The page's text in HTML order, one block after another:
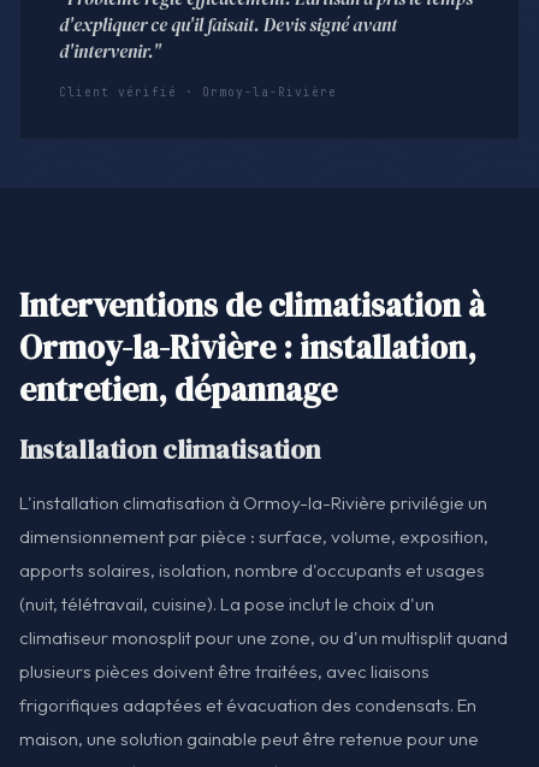
d'expliquer ce qu'il faisait. Devis signé avant
d'intervenir."
Client vérifié · Ormoy-la-Rivière
Interventions de climatisation à
Ormoy-la-Rivière : installation,
entretien, dépannage
Installation climatisation
L'installation climatisation à Ormoy-la-Rivière privilégie un
dimensionnement par pièce : surface, volume, exposition,
apports solaires, isolation, nombre d'occupants et usages
(nuit, télétravail, cuisine). La pose inclut le choix d'un
climatiseur monosplit pour une zone, ou d'un multisplit quand
plusieurs pièces doivent être traitées, avec liaisons
frigorifiques adaptées et évacuation des condensats. En
maison, une solution gainable peut être retenue pour une